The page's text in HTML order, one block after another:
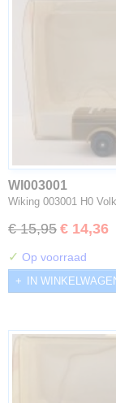
WI003001
Wiking 003001 H0
€ 15,95 € 14,36
✓ Op voorraad
IN